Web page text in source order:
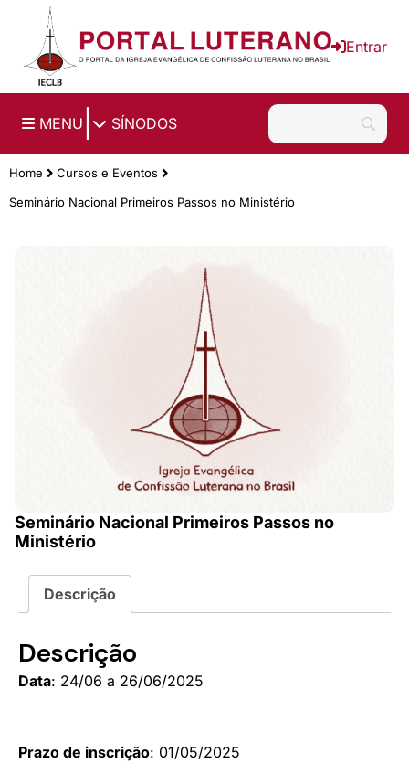
Ir para o conteúdo principal
Entrar
MENU SÍNODOS
Home
Cursos e Eventos
Seminário Nacional Primeiros Passos no Ministério
Seminário Nacional Primeiros Passos no
Ministério
Descrição
Descrição
Data: 24/06 a 26/06/2025
Prazo de inscrição: 01/05/2025